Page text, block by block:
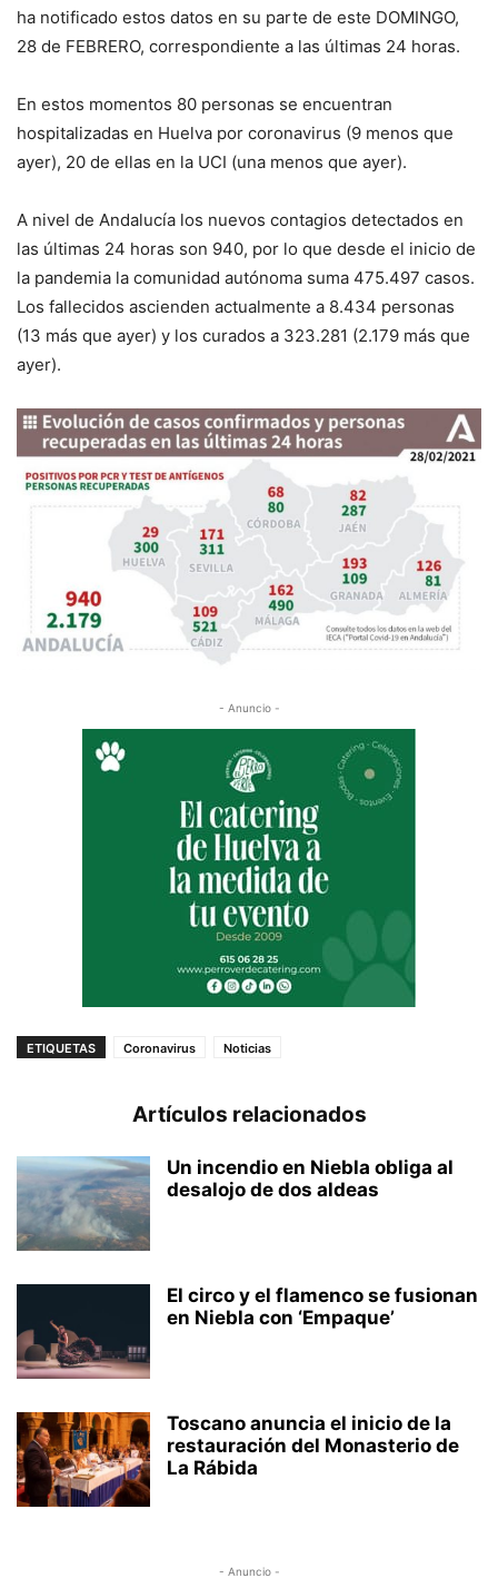
ha notificado estos datos en su parte de este DOMINGO,
28 de FEBRERO, correspondiente a las últimas 24 horas.
En estos momentos 80 personas se encuentran
hospitalizadas en Huelva por coronavirus (9 menos que
ayer), 20 de ellas en la UCI (una menos que ayer).
A nivel de Andalucía los nuevos contagios detectados en
las últimas 24 horas son 940, por lo que desde el inicio de
la pandemia la comunidad autónoma suma 475.497 casos.
Los fallecidos ascienden actualmente a 8.434 personas
(13 más que ayer) y los curados a 323.281 (2.179 más que
ayer).
- Anuncio -
ETIQUETAS Coronavirus Noticias
Artículos relacionados
Un incendio en Niebla obliga al
desalojo de dos aldeas
El circo y el flamenco se fusionan
en Niebla con ‘Empaque’
Toscano anuncia el inicio de la
restauración del Monasterio de
La Rábida
- Anuncio -